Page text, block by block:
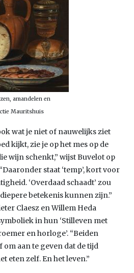
amandelen en
Mauritshuis
wat je niet of nauwelijks ziet
kijkt, zie je op het mes op de
wijn schenkt,” wijst Buvelot op
staat ‘temp’, kort voor
‘Overdaad schaadt’ zou
betekenis kunnen zijn.”
Claesz en Willem Heda
in hun ‘Stilleven met
en horloge’. “Beiden
aan te geven dat de tijd
eten zelf. En het leven.”